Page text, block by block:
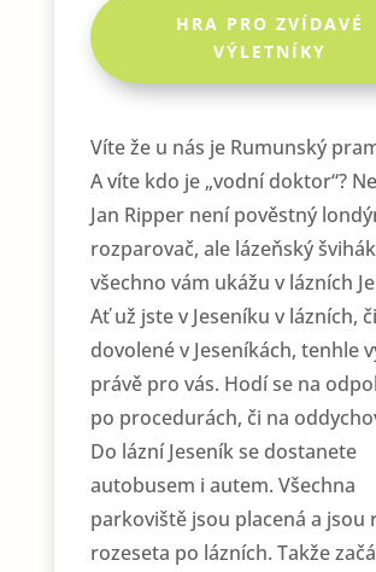
HRA PRO ZVÍDAVÉ
VÝLETNÍKY
Víte že u nás je Rumunský
A víte kdo je „vodní doktor“?
Jan Ripper není pověstný
rozparovač, ale lázeňský
všechno vám ukážu v lázních
Ať už jste v Jeseníku v lázních,
dovolené v Jeseníkách, tenhle
právě pro vás. Hodí se na
po procedurách, či na
Do lázní Jeseník se dostanete
autobusem i autem. Všechna
parkoviště jsou placená a jsou
rozeseta po lázních. Takže